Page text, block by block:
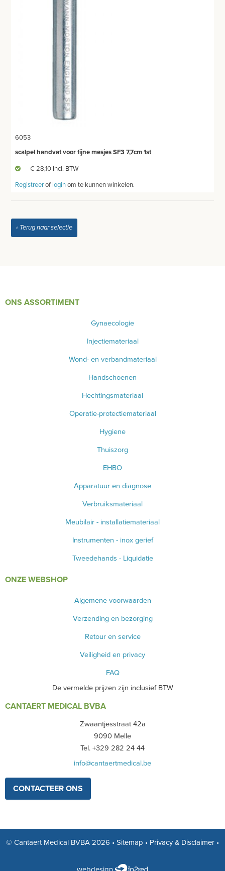
6053
scalpel handvat voor fijne mesjes SF3 7,7cm 1st
€ 28,10 Incl. BTW
Registreerof loginom te kunnen winkelen.
‹ Terug naar selectie
ONS ASSORTIMENT
Gynaecologie
Injectiemateriaal
Wond- en verbandmateriaal
Handschoenen
Hechtingsmateriaal
Operatie-protectiemateriaal
Hygiene
Thuiszorg
EHBO
Apparatuur en diagnose
Verbruiksmateriaal
Meubilair - installatiemateriaal
Instrumenten - inox gerief
Tweedehands - Liquidatie
ONZE WEBSHOP
Algemene voorwaarden
Verzending en bezorging
Retour en service
Veiligheid en privacy
FAQ
De vermelde prijzen zijn inclusief BTW
CANTAERT MEDICAL BVBA
Zwaantjesstraat 42a
9090 Melle
Tel. +329 282 24 44
info@cantaertmedical.be
CONTACTEER ONS
© Cantaert Medical BVBA 2026 • Sitemap • Privacy & Disclaimer •